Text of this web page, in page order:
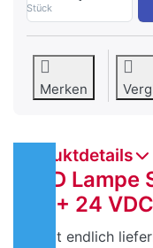
Stück
Merken
Produktdetails
LED
12 + 24
Jetzt endlich